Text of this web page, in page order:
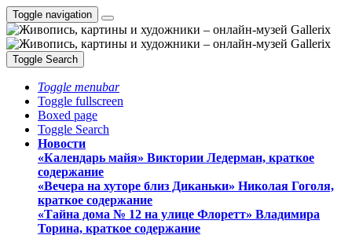
Toggle navigation
Toggle Search
Toggle menubar
Toggle fullscreen
Boxed page
Toggle Search
Новости
«Календарь майя» Виктории Ледерман, краткое
содержание
«Вечера на хуторе близ Диканьки» Николая Гоголя,
краткое содержание
«Тайна дома № 12 на улице Флоретт» Владимира
Торина, краткое содержание